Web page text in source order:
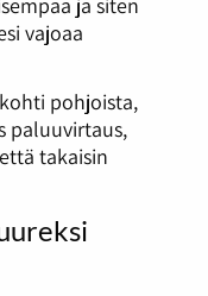
vajoaa
pohjoista,
paluuvirtaus,
takaisin